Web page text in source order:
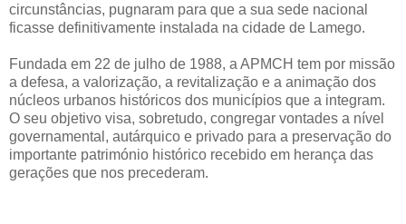
circunstâncias, pugnaram para que a sua sede nacional
ficasse definitivamente instalada na cidade de Lamego.
Fundada em 22 de julho de 1988, a APMCH tem por missão
a defesa, a valorização, a revitalização e a animação dos
núcleos urbanos históricos dos municípios que a integram.
O seu objetivo visa, sobretudo, congregar vontades a nível
governamental, autárquico e privado para a preservação do
importante património histórico recebido em herança das
gerações que nos precederam.